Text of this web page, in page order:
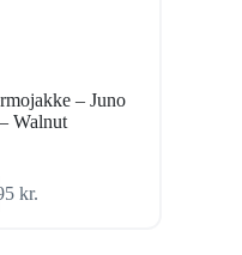
– Juno
Walnut
kr.